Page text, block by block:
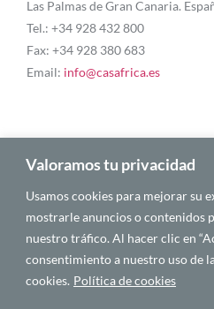
Valoramos tu privacidad
Usamos cookies para mejorar su
mostrarle anuncios o contenidos
nuestro tráfico. Al hacer clic en
consentimiento a nuestro uso de
cookies. Política de cookies
Las Palmas de Gran Canaria.
Tel.: +34 928 432 800
Fax: +34 928 380 683
Email: info@casafrica.es
Blog
Quiénes somos
Autores
Español